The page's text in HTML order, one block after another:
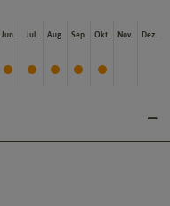
Jun. Jul. Aug. Sep. Okt. Nov. Dez.